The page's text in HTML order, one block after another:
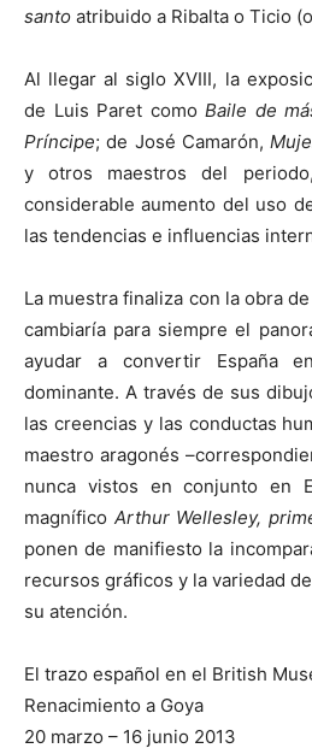
santo atribuido a Ribalta o Ticio (o
Al llegar al siglo XVIII, la
de Luis Paret como Baile de
Príncipe; de José Camarón,
y otros maestros del
considerable aumento del uso
las tendencias e influencias
La muestra finaliza con la obra
cambiaría para siempre el
ayudar a convertir España
dominante. A través de sus
las creencias y las conductas
maestro aragonés
nunca vistos en conjunto en
magnífico Arthur Wellesley,
ponen de manifiesto la
recursos gráficos y la variedad
su atención.
El trazo español en el British
Renacimiento a Goya
20 marzo – 16 junio 2013